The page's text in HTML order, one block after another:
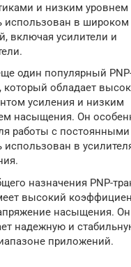
и низким
использован в широком
включая усилители и
один популярный
который обладает
усиления и низким
насыщения. Он
работы с
в
назначения PNP-
высокий
насыщения. Он
надежную и
приложений.